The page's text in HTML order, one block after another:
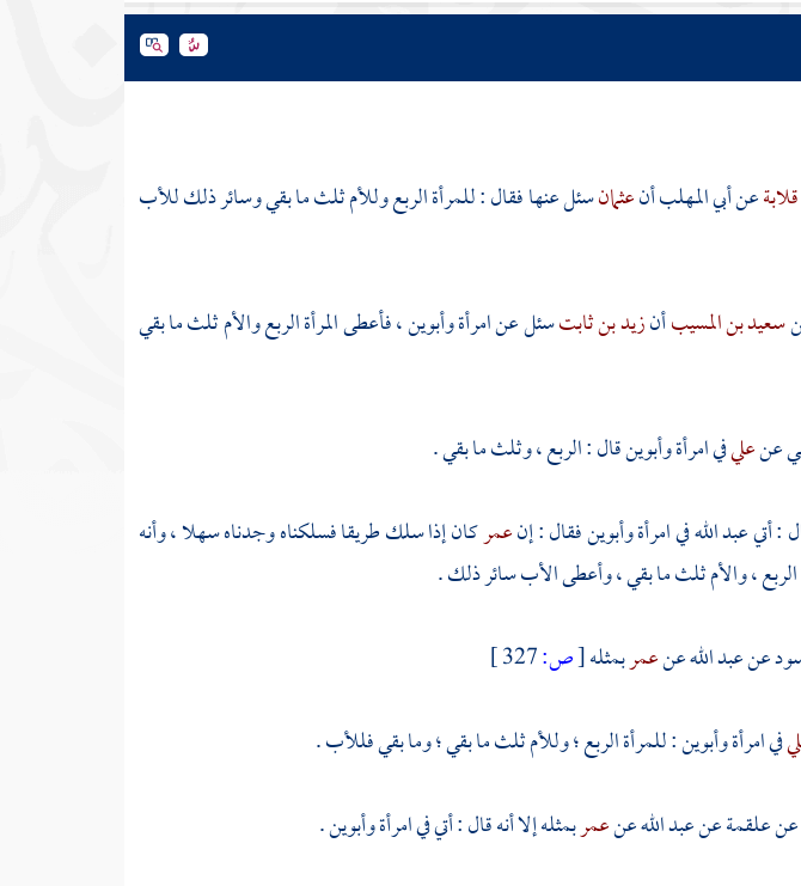
عنأبي المهلبأنعثمانسئل عنها فقال : للمرأة الربع وللأم ثلث ما بقي وسائر ذلك للأب
سعيد بن المسيبأنزيد بن ثابتسئل عن امرأة وأبوين ، فأعطى المرأة الربع والأم ثلث ما بقي
عنعليفي امرأة وأبوين قال : الربع ، وثلث ما بقي .
: أتيعبد اللهفي امرأة وأبوين فقال : إنعمركان إذا سلك طريقا فسلكناه وجدناه سهلا ، وأنه
الربع ، والأم ثلث ما بقي ، وأعطى الأب سائر ذلك .
عنعبد اللهعنعمربمثله[ص:
في امرأة وأبوين : للمرأة الربع ؛ وللأم ثلث ما بقي ؛ وما بقي فللأب .
عنعلقمةعنعبد اللهعنعمربمثله إلا أنه قال : أتي في امرأة وأبوين .